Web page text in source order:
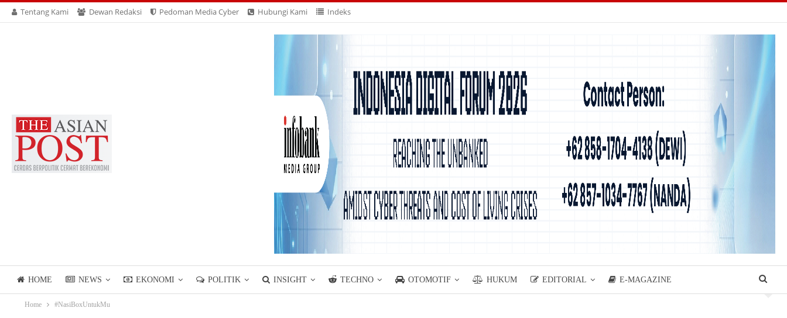
Tentang Kami Dewan Redaksi Pedoman Media Cyber Hubungi Kami Indeks
HOME NEWS EKONOMI POLITIK INSIGHT TECHNO OTOMOTIF HUKUM EDITORIAL E-MAGAZINE
LIFESTYLE ASIANPOSTTV
Home #NasiBoxUntukMu